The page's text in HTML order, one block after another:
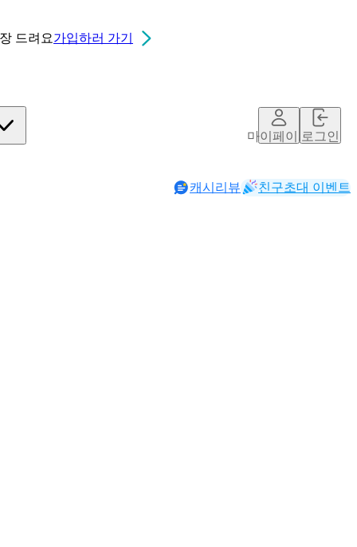
드려요가입하러 가기
마이페이지로그인
캐시리뷰 친구초대 이벤트